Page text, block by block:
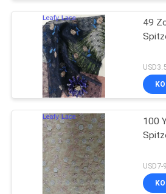
49
100